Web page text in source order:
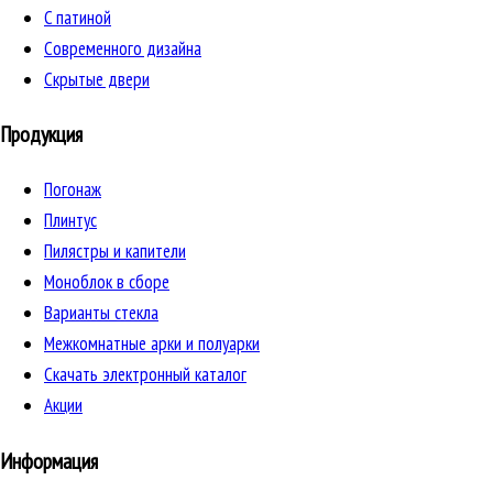
C патиной
Cовременного дизайна
Скрытые двери
Продукция
Погонаж
Плинтус
Пилястры и капители
Моноблок в сборе
Варианты стекла
Межкомнатные арки и полуарки
Скачать электронный каталог
Акции
Информация